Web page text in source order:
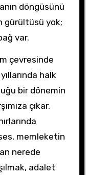
döngüsünü
gürültüsü yok;
var.
çevresinde
halk
bir dönemin
çıkar.
memleketin
nerede
adalet